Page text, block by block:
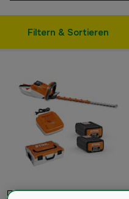
Filtern & Sortieren